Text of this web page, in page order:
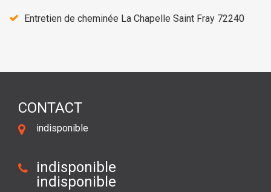
Entretien de cheminée La Chapelle Saint Fray 72240
CONTACT
indisponible
indisponible
indisponible